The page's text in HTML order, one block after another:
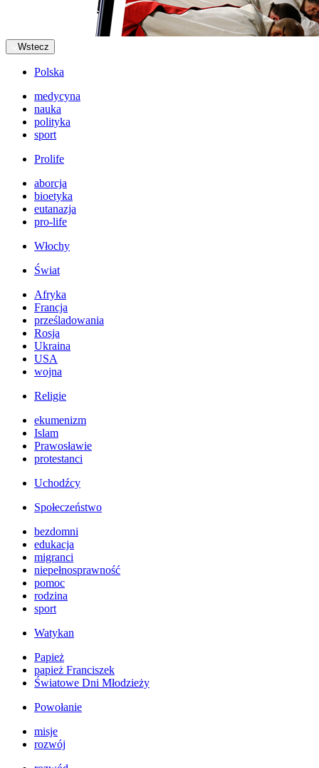
Wstecz
Polska
medycyna
nauka
polityka
sport
Prolife
aborcja
bioetyka
eutanazja
pro-life
Włochy
Świat
Afryka
Francja
prześladowania
Rosja
Ukraina
USA
wojna
Religie
ekumenizm
Islam
Prawosławie
protestanci
Uchodźcy
Społeczeństwo
bezdomni
edukacja
migranci
niepełnosprawność
pomoc
rodzina
sport
Watykan
Papież
papież Franciszek
Światowe Dni Młodzieży
Powołanie
misje
rozwój